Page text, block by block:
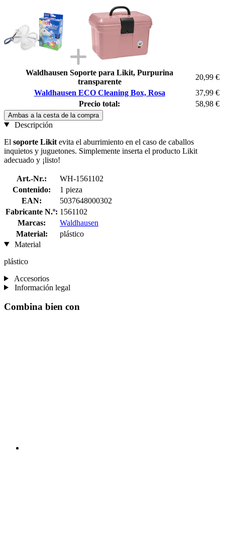
Waldhausen Soporte para Likit, Purpurina
transparente
20,99 €
Waldhausen ECO Cleaning Box, Rosa
37,99 €
Precio total:
58,98 €
Ambas a la cesta de la compra
Descripción
El soporte Likit evita el aburrimiento en el caso de caballos
inquietos y juguetones. Simplemente inserta el producto Likit
adecuado y ¡listo!
Art.-Nr.:
WH-1561102
Contenido:
1 pieza
EAN:
5037648000302
Fabricante N.º: 1561102
Marcas:
Waldhausen
Material:
plástico
Material
plástico
Accesorios
Información legal
Combina bien con